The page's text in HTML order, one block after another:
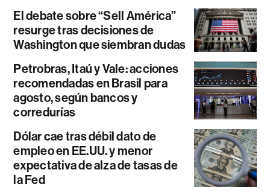
El debate sobre “Sell América”
resurge tras decisiones de
Washington que siembran dudas
Petrobras, Itaú y Vale: acciones
recomendadas en Brasil para
agosto, según bancos y
corredurías
Dólar cae tras débil dato de
empleo en EE.UU. y menor
expectativa de alza de tasas de
la Fed